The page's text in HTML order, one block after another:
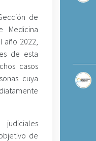
de
Medicina
año 2022,
de esta
casos
cuya
de